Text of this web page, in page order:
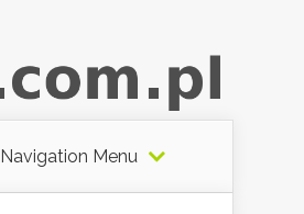
Navigation Menu